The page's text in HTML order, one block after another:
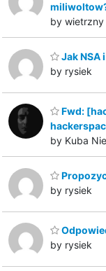
by wietrzny
Jak NSA
by rysiek
Fwd:
by Kuba
by rysiek
by rysiek